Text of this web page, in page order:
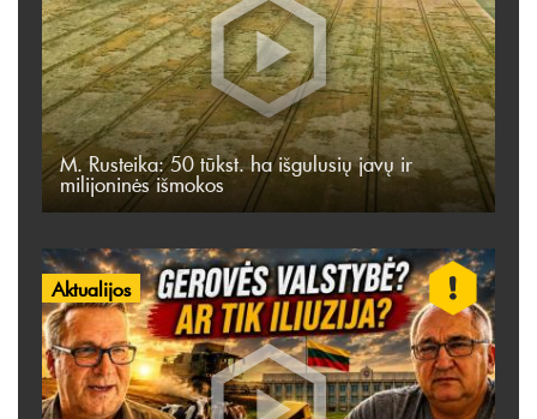
M. Rusteika: 50 tūkst. ha išgulusių javų ir
milijoninės išmokos
Aktualijos